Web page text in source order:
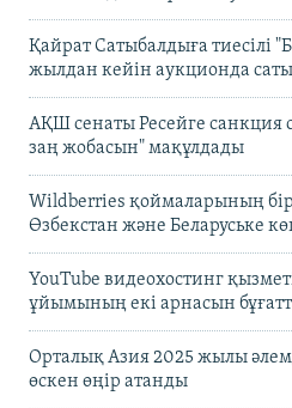
Қайрат Сатыбалдыға тиесілі
жылдан кейін аукционда
АҚШ сенаты Ресейге санкция
заң жобасын" мақұлдады
Wildberries қоймаларының бір
Өзбекстан және Беларуське
YouTube видеохостинг
ұйымының екі арнасын
Орталық Азия 2025 жылы
өскен өңір атанды